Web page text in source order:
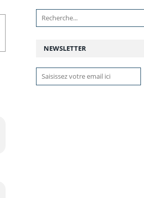
NEWSLETTER